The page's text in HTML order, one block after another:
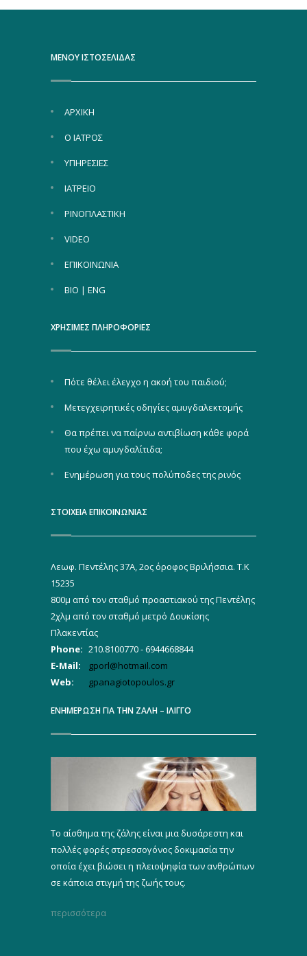
ΜΕΝΟΥ ΙΣΤΟΣΕΛΙΔΑΣ
ΑΡΧΙΚΗ
Ο ΙΑΤΡΟΣ
ΥΠΗΡΕΣΙΕΣ
ΙΑΤΡΕΙΟ
ΡΙΝΟΠΛΑΣΤΙΚΗ
VIDEO
ΕΠΙΚΟΙΝΩΝΙΑ
BIO | ENG
ΧΡΗΣΙΜΕΣ ΠΛΗΡΟΦΟΡΙΕΣ
Πότε θέλει έλεγχο η ακοή του παιδιού;
Μετεγχειρητικές οδηγίες αμυγδαλεκτομής
Θα πρέπει να παίρνω αντιβίωση κάθε φορά
που έχω αμυγδαλίτιδα;
Ενημέρωση για τους πολύποδες της ρινός
ΣΤΟΙΧΕΙΑ ΕΠΙΚΟΙΝΩΝΙΑΣ
Λεωφ. Πεντέλης 37Α, 2ος όροφος Βριλήσσια. Τ.Κ
15235
800μ από τον σταθμό προαστιακού της Πεντέλης
2χλμ από τον σταθμό μετρό Δουκίσης
Πλακεντίας
Phone: 210.8100770 - 6944668844
E-Mail:
gporl@hotmail.com
Web:
gpanagiotopoulos.gr
ΕΝΗΜΕΡΩΣΗ ΓΙΑ ΤΗΝ ΖΑΛΗ – ΙΛΙΓΓΟ
Το αίσθημα της ζάλης είναι μια δυσάρεστη και
πολλές φορές στρεσσογόνος δοκιμασία την
οποία έχει βιώσει η πλειοψηφία των ανθρώπων
σε κάποια στιγμή της ζωής τους.
περισσότερα